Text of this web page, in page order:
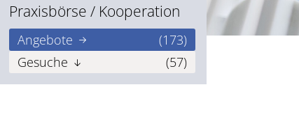
Praxisbörse / Kooperation
Angebote
(173)
Gesuche
(57)